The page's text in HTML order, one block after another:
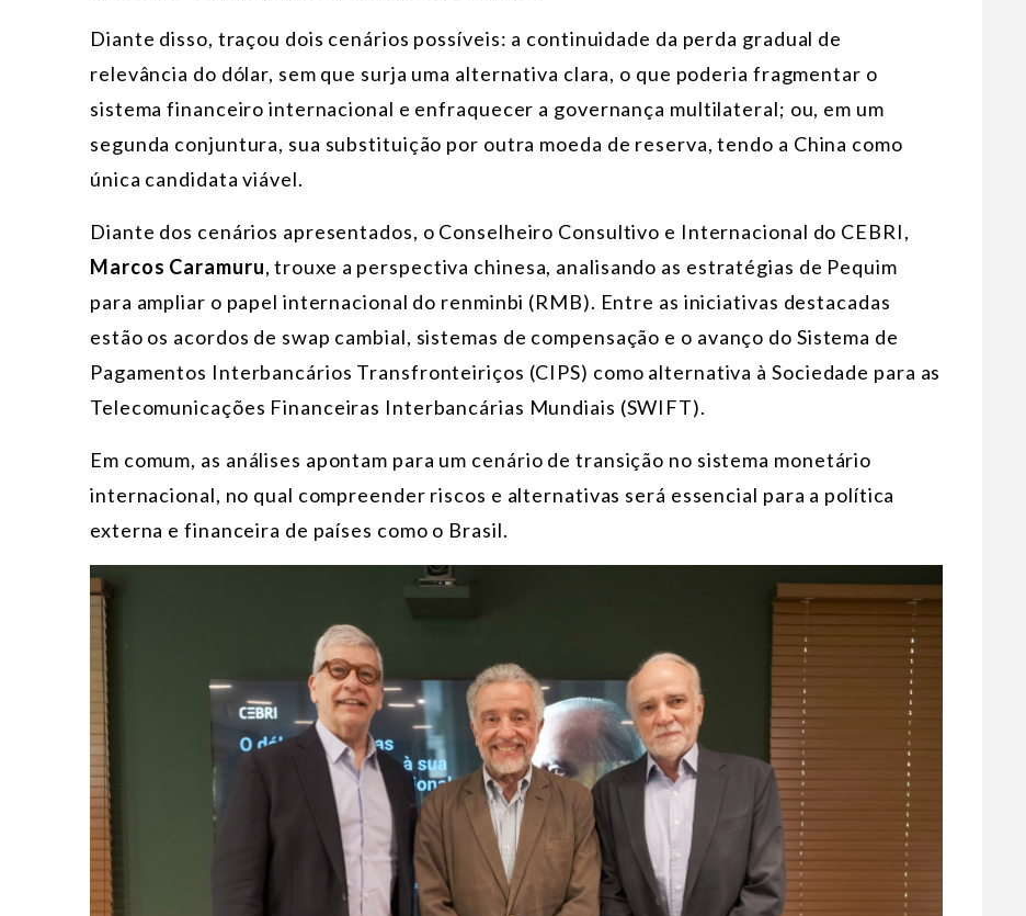
Diante disso, traçou dois cenários possíveis: a continuidade da perda gradual de
relevância do dólar, sem que surja uma alternativa clara, o que poderia fragmentar o
sistema financeiro internacional e enfraquecer a governança multilateral; ou, em um
segunda conjuntura, sua substituição por outra moeda de reserva, tendo a China como
única candidata viável.
Diante dos cenários apresentados, o Conselheiro Consultivo e Internacional do CEBRI,
Marcos Caramuru, trouxe a perspectiva chinesa, analisando as estratégias de Pequim
para ampliar o papel internacional do renminbi (RMB). Entre as iniciativas destacadas
estão os acordos de swap cambial, sistemas de compensação e o avanço do Sistema de
Pagamentos Interbancários Transfronteiriços (CIPS) como alternativa à Sociedade para as
Telecomunicações Financeiras Interbancárias Mundiais (SWIFT).
Em comum, as análises apontam para um cenário de transição no sistema monetário
internacional, no qual compreender riscos e alternativas será essencial para a política
externa e financeira de países como o Brasil.